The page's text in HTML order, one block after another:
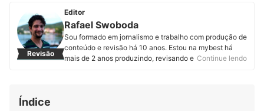
Revisão
Editor
Rafael Swoboda
Sou formado em jornalismo e trabalho com produção de
conteúdo e revisão há 10 anos. Estou na mybest há
mais de 2 anos produzindo, revisando e atualizando
Continue lendo
Índice